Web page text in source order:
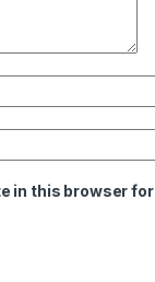
in this browser for